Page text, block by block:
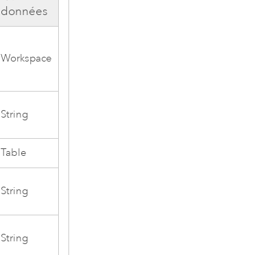
données
Workspace
String
Table
String
String